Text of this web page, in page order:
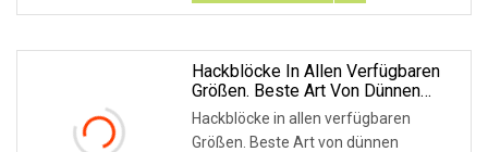
Hackblöcke In Allen Verfügbaren
Größen. Beste Art Von Dünnen
Schwarzen Kunststoff-
Schneidebrettern
Hackblöcke in allen verfügbaren
Größen. Beste Art von dünnen